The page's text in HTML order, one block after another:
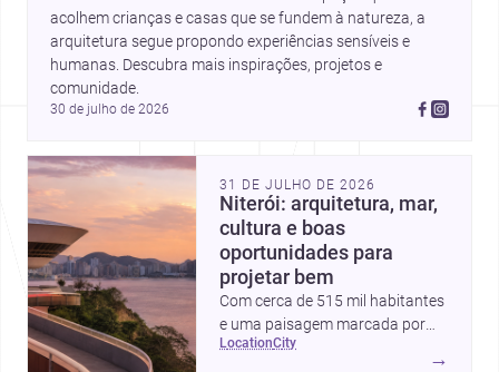
acolhem crianças e casas que se fundem à natureza, a
arquitetura segue propondo experiências sensíveis e
humanas. Descubra mais inspirações, projetos e
comunidade.
30 de julho de 2026
31 DE JULHO DE 2026
Niterói: arquitetura, mar,
cultura e boas
oportunidades para
projetar bem
Com cerca de 515 mil habitantes
e uma paisagem marcada por
ícones como o Museu de Arte
location city
→